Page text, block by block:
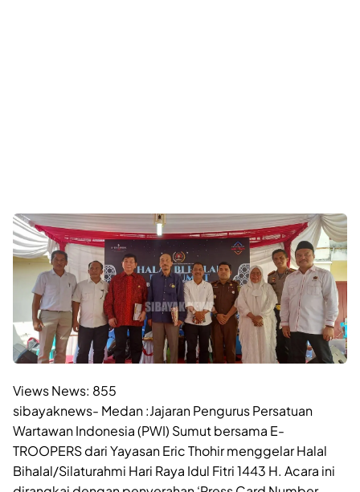
Views News: 855
sibayaknews- Medan :Jajaran Pengurus Persatuan
Wartawan Indonesia (PWI) Sumut bersama E-
TROOPERS dari Yayasan Eric Thohir menggelar Halal
Bihalal/Silaturahmi Hari Raya Idul Fitri 1443 H. Acara ini